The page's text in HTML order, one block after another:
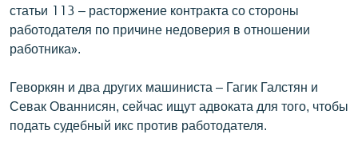
статьи 113 – расторжение контракта со стороны
работодателя по причине недоверия в отношении
работника».
Геворкян и два других машиниста – Гагик Галстян и
Севак Ованнисян, сейчас ищут адвоката для того, чтобы
подать судебный икс против работодателя.